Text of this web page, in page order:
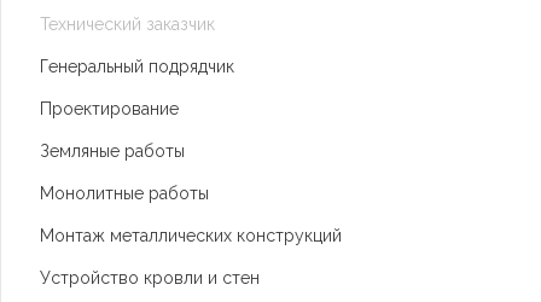
Технический заказчик
Генеральный подрядчик
Проектирование
Земляные работы
Монолитные работы
Монтаж металлических конструкций
Устройство кровли и стен